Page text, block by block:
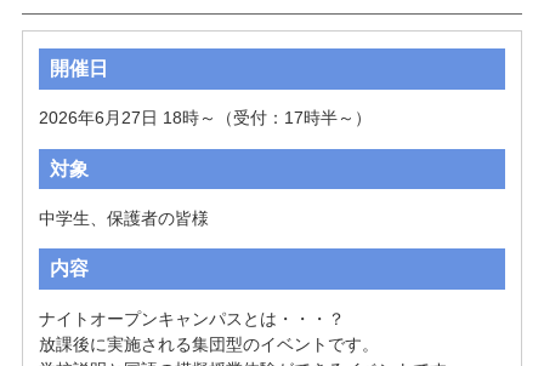
開催日
2026年6月27日 18時～（受付：17時半～）
対象
中学生、保護者の皆様
内容
ナイトオープンキャンパスとは・・・？
放課後に実施される集団型のイベントです。